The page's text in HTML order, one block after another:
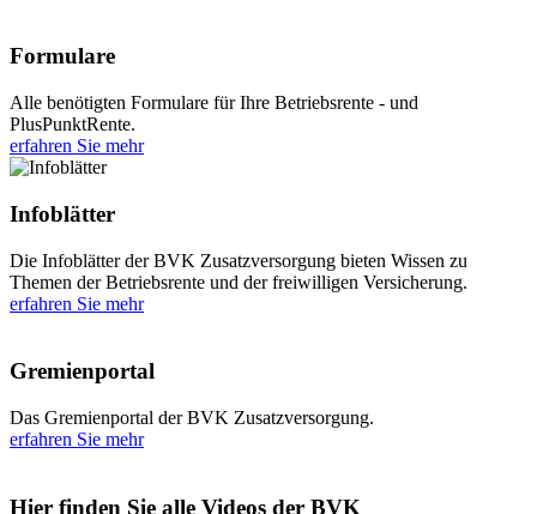
Formulare
Alle benötigten Formulare für Ihre Betriebsrente - und
PlusPunktRente.
erfahren Sie mehr
Infoblätter
Die Infoblätter der BVK Zusatzversorgung bieten Wissen zu
Themen der Betriebsrente und der freiwilligen Versicherung.
erfahren Sie mehr
Gremienportal
Das Gremienportal der BVK Zusatzversorgung.
erfahren Sie mehr
Hier finden Sie alle Videos der BVK